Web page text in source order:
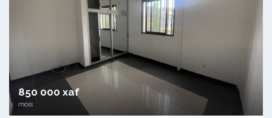
850 000 xaf
mois